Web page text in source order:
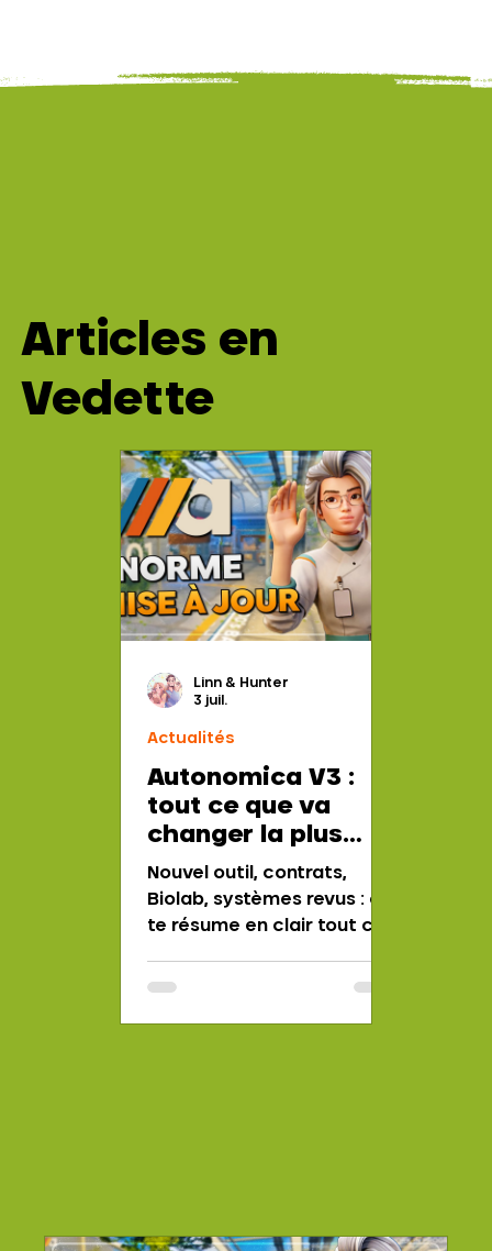
Articles en
Vedette
Autonomica V3 :
tout ce que va
changer la plus
grosse mise à jour
du jeu
Nouvel outil, contrats,
Biolab, systèmes revus : on
te résume en clair tout ce
jour V3 d'Autonomica.
Actualités
Linn & Hunter
3 juil.